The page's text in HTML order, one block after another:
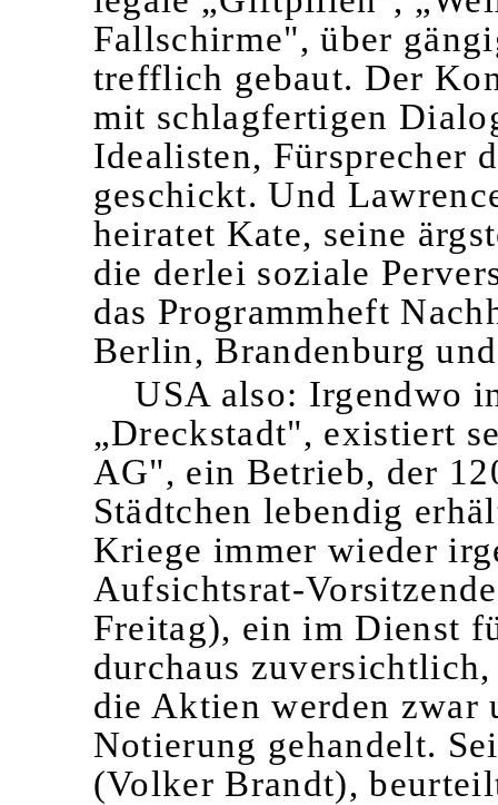
Fallschirme", über
trefflich gebaut. Der
mit schlagfertigen
Idealisten, Fürsprecher
geschickt. Und
heiratet Kate, seine
die derlei soziale
das Programmheft
Berlin, Brandenburg
USA also: Irgendwo
„Dreckstadt", existiert
AG", ein Betrieb, der
Städtchen lebendig
Kriege immer wieder
Aufsichtsrat-
Freitag), ein im Dienst
durchaus
die Aktien werden zwar
Notierung gehandelt.
(Volker Brandt),